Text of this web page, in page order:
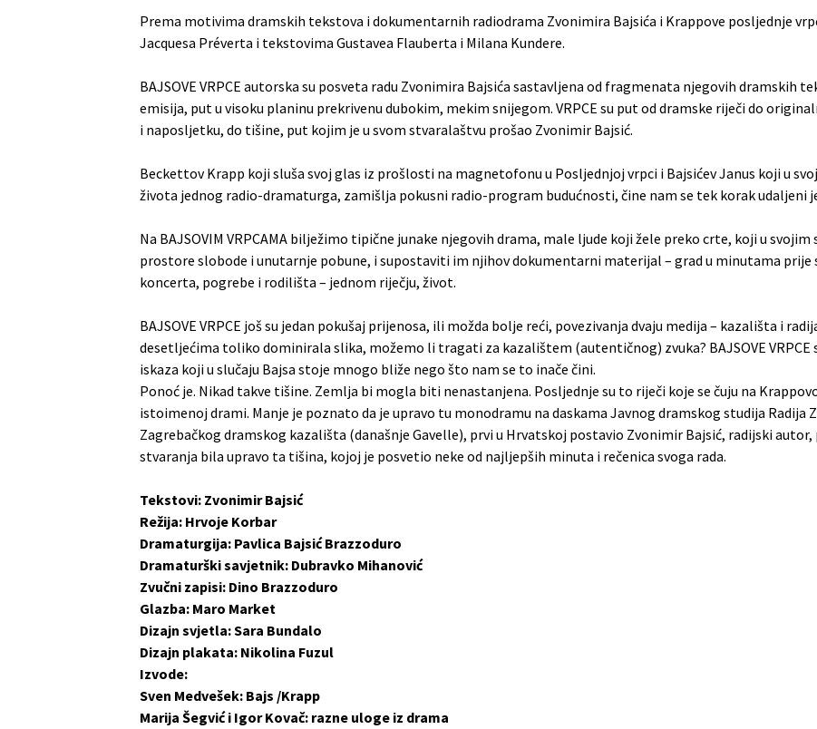
Prema motivima dramskih tekstova i dokumentarnih radiodrama Zvonimira Bajsića i Krappove posljednje
Jacquesa Préverta i tekstovima Gustavea Flauberta i Milana Kundere.
BAJSOVE VRPCE autorska su posveta radu Zvonimira Bajsića sastavljena od fragmenata njegovih dramskih
emisija, put u visoku planinu prekrivenu dubokim, mekim snijegom. VRPCE su put od dramske riječi do
i naposljetku, do tišine, put kojim je u svom stvaralaštvu prošao Zvonimir Bajsić.
Beckettov Krapp koji sluša svoj glas iz prošlosti na magnetofonu u Posljednjoj vrpci i Bajsićev Janus koji u
života jednog radio-dramaturga, zamišlja pokusni radio-program budućnosti, čine nam se tek korak udaljeni
Na BAJSOVIM VRPCAMA bilježimo tipične junake njegovih drama, male ljude koji žele preko crte, koji u
prostore slobode i unutarnje pobune, i supostaviti im njihov dokumentarni materijal – grad u minutama prije
koncerta, pogrebe i rodilišta – jednom riječju, život.
BAJSOVE VRPCE još su jedan pokušaj prijenosa, ili možda bolje reći, povezivanja dvaju medija – kazališta i
desetljećima toliko dominirala slika, možemo li tragati za kazalištem (autentičnog) zvuka? BAJSOVE
iskaza koji u slučaju Bajsa stoje mnogo bliže nego što nam se to inače čini.
Ponoć je. Nikad takve tišine. Zemlja bi mogla biti nenastanjena. Posljednje su to riječi koje se čuju na
istoimenoj drami. Manje je poznato da je upravo tu monodramu na daskama Javnog dramskog studija
Zagrebačkog dramskog kazališta (današnje Gavelle), prvi u Hrvatskoj postavio Zvonimir Bajsić, radijski
stvaranja bila upravo ta tišina, kojoj je posvetio neke od najljepših minuta i rečenica svoga rada.
Tekstovi: Zvonimir Bajsić
Režija: Hrvoje Korbar
Dramaturgija: Pavlica Bajsić Brazzoduro
Dramaturški savjetnik: Dubravko Mihanović
Zvučni zapisi: Dino Brazzoduro
Glazba: Maro Market
Dizajn svjetla: Sara Bundalo
Dizajn plakata: Nikolina Fuzul
Izvode:
Sven Medvešek: Bajs /Krapp
Marija Šegvić i Igor Kovač: razne uloge iz drama